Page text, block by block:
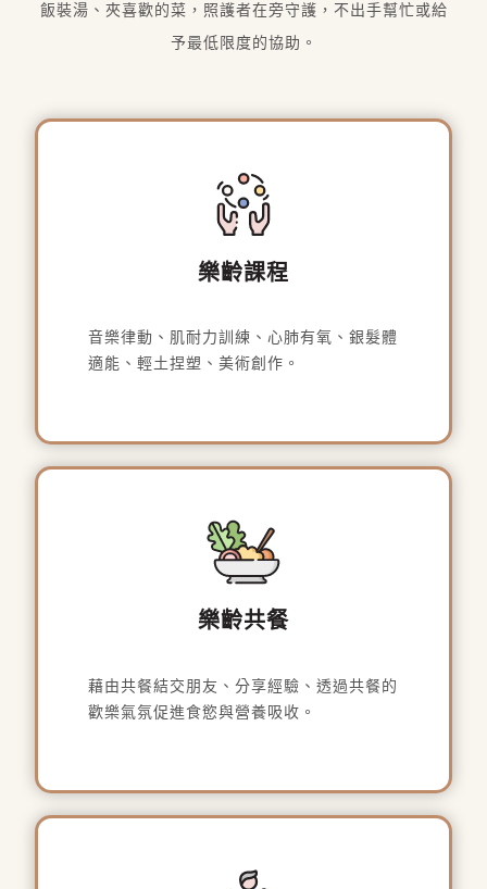
飯裝湯、夾喜歡的菜，照護者在旁守護，不出手幫忙或給
予最低限度的協助。
樂齡課程
音樂律動、肌耐力訓練、心肺有氧、銀髮體
適能、輕土捏塑、美術創作。
樂齡共餐
藉由共餐結交朋友、分享經驗、透過共餐的
歡樂氣氛促進食慾與營養吸收。